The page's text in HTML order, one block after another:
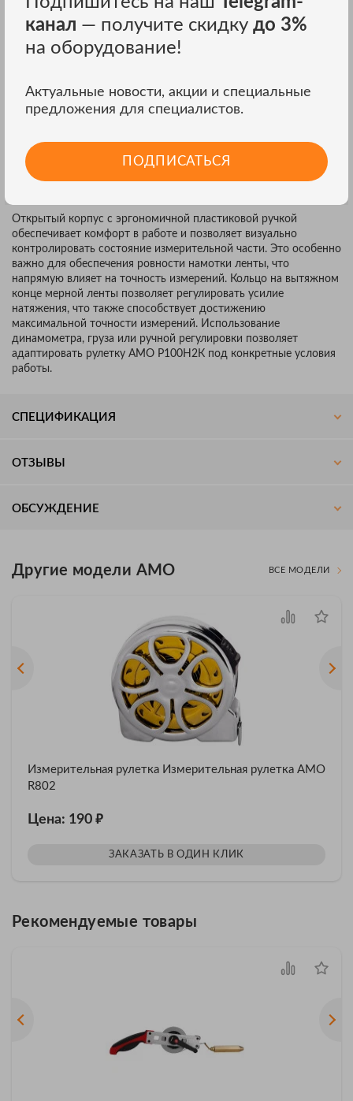
ПРЕИМУЩЕСТВА КОНСТРУКЦИИ
Измерительное полотно изготовлено из нержавеющей стали с
плоской формой и миллиметровой разметкой, защищенной
сравнению с изделиями из углеродной стали или фибергласса.
В результате, эта модель обладает увеличенным
вложением.
Открытый корпус с эргономичной пластиковой ручкой
обеспечивает комфорт в работе и позволяет визуально
контролировать состояние измерительной части. Это особенно
важно для обеспечения ровности намотки ленты, что
напрямую влияет на точность измерений. Кольцо на вытяжном
конце мерной ленты позволяет регулировать усилие
натяжения, что также способствует достижению
максимальной точности измерений. Использование
динамометра, груза или ручной регулировки позволяет
адаптировать рулетку AMO Р100Н2К под конкретные условия
работы.
СПЕЦИФИКАЦИЯ
ОТЗЫВЫ
ОБСУЖДЕНИЕ
Другие модели AMO ВСЕ МОДЕЛИ
Измерительная рулетка Измерительная рулетка AMO
R802
Цена: 190 ₽
ЗАКАЗАТЬ В ОДИН КЛИК
Рекомендуемые товары
канал — получите скидку до 3%
на оборудование!
Актуальные новости, акции и специальные
предложения для специалистов.
ПОДПИСАТЬСЯ